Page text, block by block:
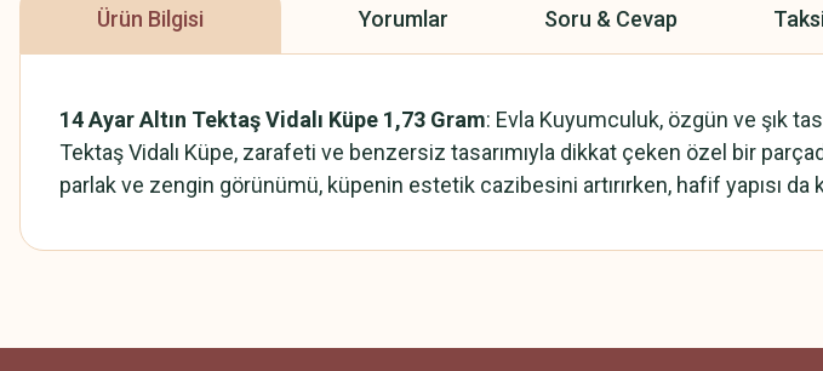
Ürün Bilgisi Yorumlar Soru & Cevap
14 Ayar Altın Tektaş Vidalı Küpe 1,73 Gram: Evla Kuyumculuk, özgün ve şık
Tektaş Vidalı Küpe, zarafeti ve benzersiz tasarımıyla dikkat çeken özel bir
parlak ve zengin görünümü, küpenin estetik cazibesini artırırken, hafif yapısı da
Bu ürüne ilk
Ürün hakkında